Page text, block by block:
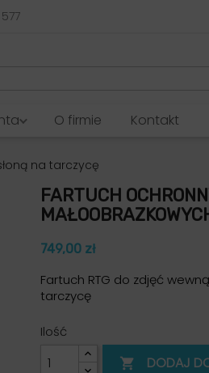
O firmie Kontakt
na tarczycę
FARTUCH
749,00 zł
Fartuch RTG do zdjęć
tarczycę
Ilość
 DODAJ